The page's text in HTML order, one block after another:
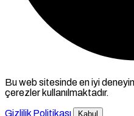
Bu web sitesinde en iyi
çerezler kullanılmaktadır.
Gizlilik Politikası
Kabul